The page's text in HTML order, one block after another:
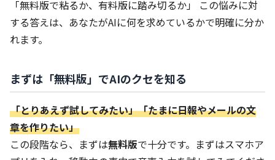
「無料版で粘るか、有料版に踏み切るか」 この悩みに対
する答えは、あなたがAIに何を求めているかで明確に分か
れます。
まずは「無料版」でAIのクセを知る
「とりあえず試してみたい」「たまに日報やメールの文
章を作りたい」
この段階なら、まずは無料版で十分です。まずはスマホア